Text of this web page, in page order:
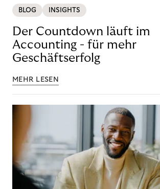
BLOG INSIGHTS
Der Countdown läuft im
Accounting - für mehr
Geschäftserfolg
MEHR LESEN